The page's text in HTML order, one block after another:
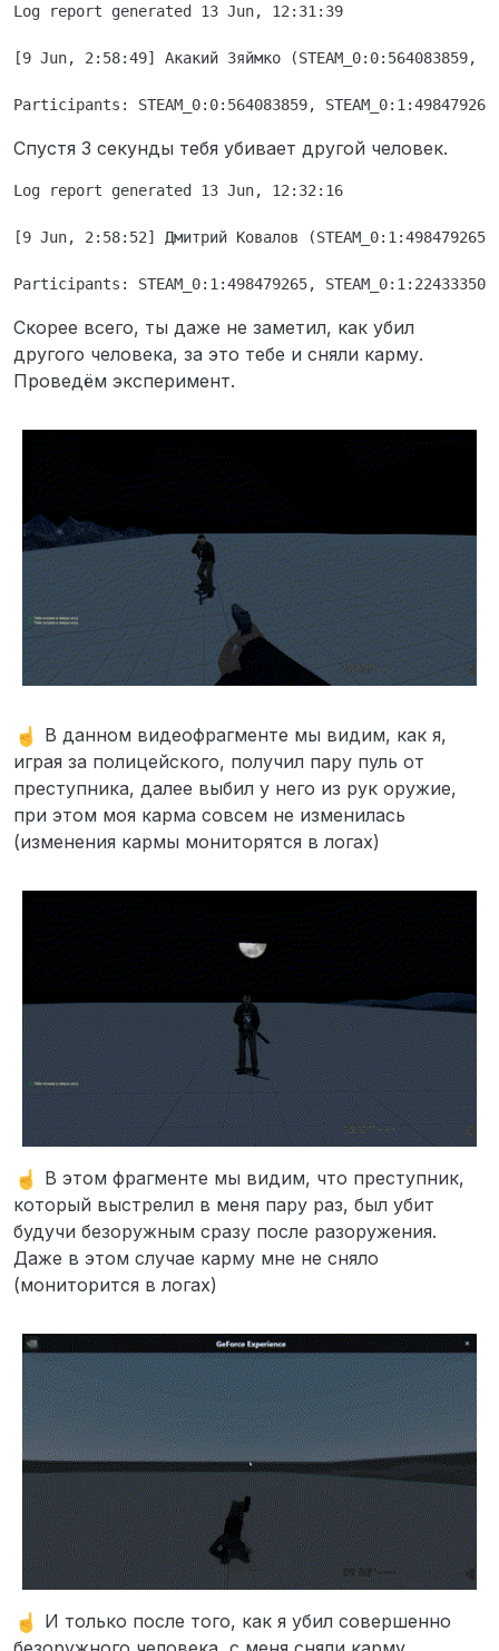
Log report generated 13 Jun, 12:31:39
[9 Jun, 2:58:49] Акакий Зяймко
Спустя 3 секунды тебя убивает другой человек.
Log report generated 13 Jun, 12:32:16
[9 Jun, 2:58:52] Дмитрий Ковалов
Скорее всего, ты даже не заметил, как убил
другого человека, за это тебе и сняли карму.
Проведём эксперимент.
В данном видеофрагменте мы видим, как я,
играя за полицейского, получил пару пуль от
преступника, далее выбил у него из рук оружие,
при этом моя карма совсем не изменилась
(изменения кармы мониторятся в логах)
В этом фрагменте мы видим, что преступник,
который выстрелил в меня пару раз, был убит
будучи безоружным сразу после разоружения.
Даже в этом случае карму мне не сняло
(мониторится в логах)
И только после того, как я убил совершенно